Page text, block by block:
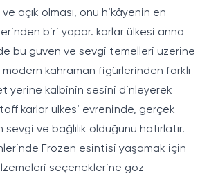
açık olması, onu hikâyenin en
biri yapar. karlar ülkesi anna
bu güven ve sevgi temelleri üzerine
modern kahraman figürlerinden farklı
yerine kalbinin sesini dinleyerek
karlar ülkesi evreninde, gerçek
ve bağlılık olduğunu hatırlatır.
Frozen esintisi yaşamak için
seçeneklerine göz